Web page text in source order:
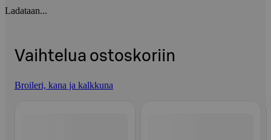
Ladataan...
Vaihtelua ostoskoriin
Broileri, kana ja kalkkuna